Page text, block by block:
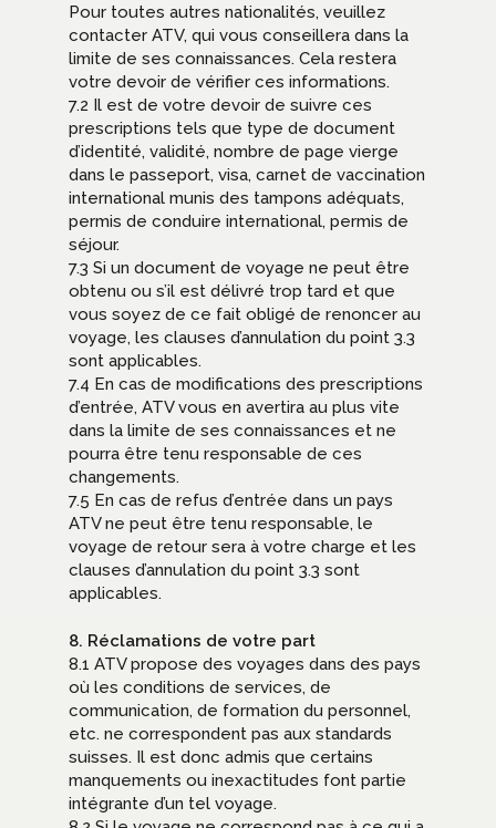
Pour toutes autres nationalités, veuillez
contacter ATV, qui vous conseillera dans la
limite de ses connaissances. Cela restera
votre devoir de vérifier ces informations.
7.2 Il est de votre devoir de suivre ces
prescriptions tels que type de document
d’identité, validité, nombre de page vierge
dans le passeport, visa, carnet de vaccination
international munis des tampons adéquats,
permis de conduire international, permis de
séjour.
7.3 Si un document de voyage ne peut être
obtenu ou s’il est délivré trop tard et que
vous soyez de ce fait obligé de renoncer au
voyage, les clauses d’annulation du point 3.3
sont applicables.
7.4 En cas de modifications des prescriptions
d’entrée, ATV vous en avertira au plus vite
dans la limite de ses connaissances et ne
pourra être tenu responsable de ces
changements.
7.5 En cas de refus d’entrée dans un pays
ATV ne peut être tenu responsable, le
voyage de retour sera à votre charge et les
clauses d’annulation du point 3.3 sont
applicables.
8. Réclamations de votre part
8.1 ATV propose des voyages dans des pays
où les conditions de services, de
communication, de formation du personnel,
etc. ne correspondent pas aux standards
suisses. Il est donc admis que certains
manquements ou inexactitudes font partie
intégrante d’un tel voyage.